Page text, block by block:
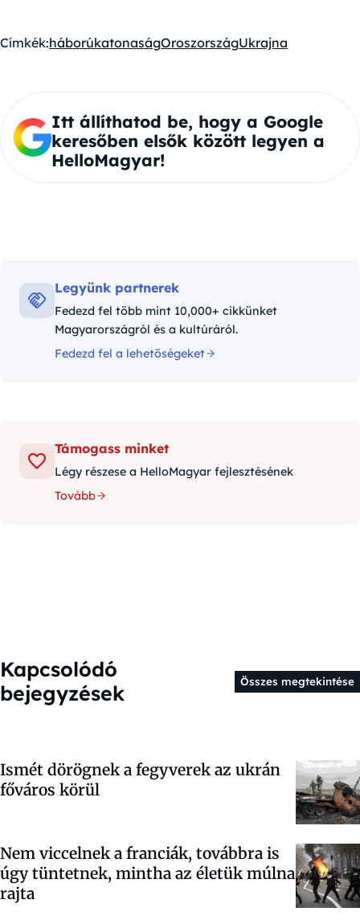
Címkék:háborúkatonaságOroszországUkrajna
Itt állíthatod be, hogy a Google
keresőben elsők között legyen a
HelloMagyar!
Legyünk partnerek
Fedezd fel több mint 10,000+ cikkünket
Magyarországról és a kultúráról.
Fedezd fel a lehetőségeket
Támogass minket
Légy részese a HelloMagyar fejlesztésének
Tovább
Kapcsolódó
bejegyzések
Összes megtekintése
Ismét dörögnek a fegyverek az ukrán
főváros körül
Nem viccelnek a franciák, továbbra is
úgy tüntetnek, mintha az életük múlna
rajta